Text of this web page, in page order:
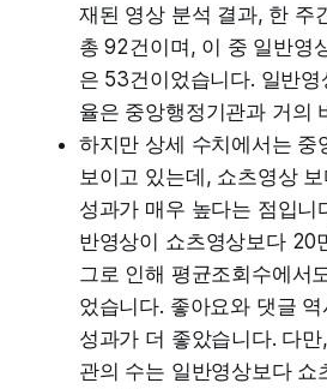
재된 영상 분석 결과, 한 주
총 92건이며, 이 중 일반영
은 53건이었습니다. 일반
율은 중앙행정기관과 거의
하지만 상세 수치에서는 중
보이고 있는데, 쇼츠영상
성과가 매우 높다는 점입니
반영상이 쇼츠영상보다 20
그로 인해 평균조회수에서
었습니다. 좋아요와 댓글
성과가 더 좋았습니다. 다
관의 수는 일반영상보다 쇼